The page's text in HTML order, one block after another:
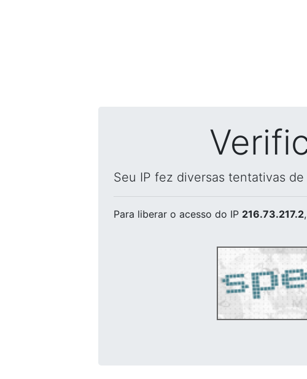
Seu IP fez diversas tentativas
Para liberar o acesso do IP 216.73.217.2